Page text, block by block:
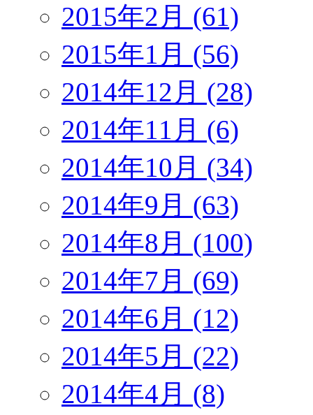
2015年2月 (61)
2015年1月 (56)
2014年12月 (28)
2014年11月 (6)
2014年10月 (34)
2014年9月 (63)
2014年8月 (100)
2014年7月 (69)
2014年6月 (12)
2014年5月 (22)
2014年4月 (8)